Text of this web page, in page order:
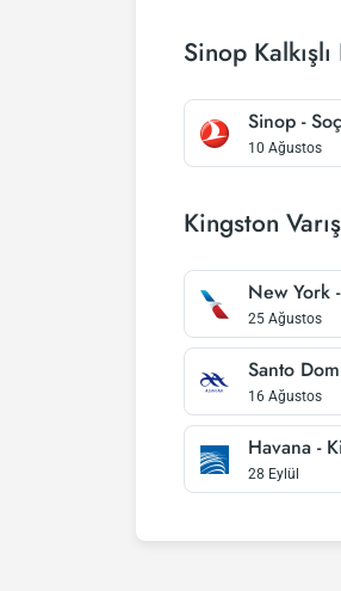
Sinop
Sinop -
10 Ağustos
Kingston
New York
25 Ağustos
Santo
16 Ağustos
Havana -
28 Eylül